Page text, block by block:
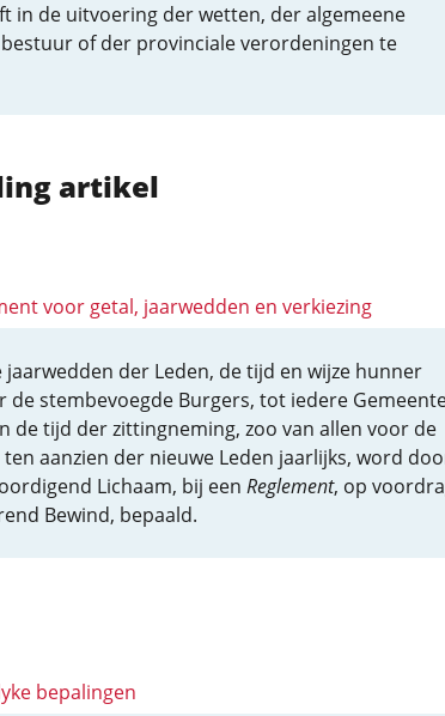
in de uitvoering der wetten, der algemeene
of der provinciale verordeningen te
artikel
voor getal, jaarwedden en verkiezing
jaarwedden der Leden, de tijd en wijze hunner
de stembevoegde Burgers, tot iedere
de tijd der zittingneming, zoo van allen voor de
aanzien der nieuwe Leden jaarlijks, word
Lichaam, bij een Reglement, op
Bewind, bepaald.
bepalingen